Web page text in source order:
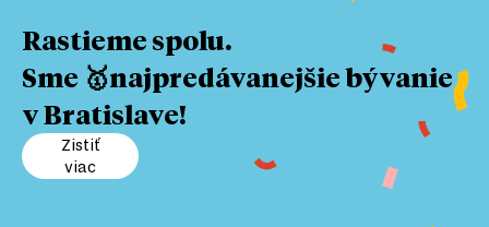
Rastieme spolu.
Sme 🥇najpredávanejšie bývanie
v Bratislave!
Zistiť
viac